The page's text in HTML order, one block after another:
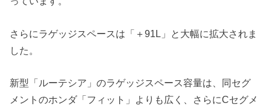
さらにラゲッジスペースは「＋91L」と大幅に拡大されま
した。
新型「ルーテシア」のラゲッジスペース容量は、 同セグ
メントのホンダ「フィット」よりも広く、 さらにCセグメ